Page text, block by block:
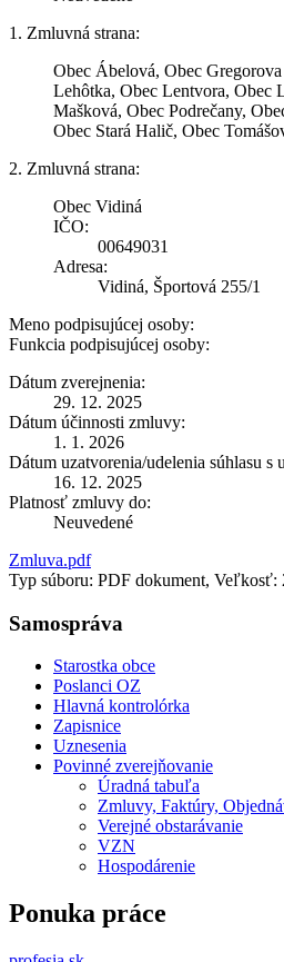
1. Zmluvná strana:
Obec Ábelová, Obec
Lehôtka, Obec Lentvora, Obec
Mašková, Obec Podrečany,
Obec Stará Halič, Obec
2. Zmluvná strana:
Obec Vidiná
IČO:
00649031
Adresa:
Vidiná, Športová 255/1
Meno podpisujúcej osoby:
Funkcia podpisujúcej osoby:
Dátum zverejnenia:
29. 12. 2025
Dátum účinnosti zmluvy:
1. 1. 2026
Dátum uzatvorenia/udelenia súhlasu s
16. 12. 2025
Platnosť zmluvy do:
Neuvedené
Zmluva.pdf
Typ súboru: PDF dokument, Veľkosť:
Samospráva
Starostka obce
Poslanci OZ
Hlavná kontrolórka
Zapisnice
Uznesenia
Povinné zverejňovanie
Úradná tabuľa
Zmluvy, Faktúry,
Verejné obstarávanie
VZN
Hospodárenie
Ponuka práce